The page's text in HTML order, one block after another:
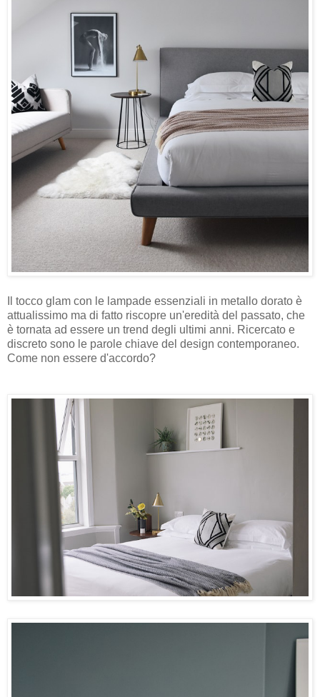
Il tocco glam con le lampade essenziali in metallo dorato è
attualissimo ma di fatto riscopre un'eredità del passato, che
è tornata ad essere un trend degli ultimi anni. Ricercato e
discreto sono le parole chiave del design contemporaneo.
Come non essere d'accordo?